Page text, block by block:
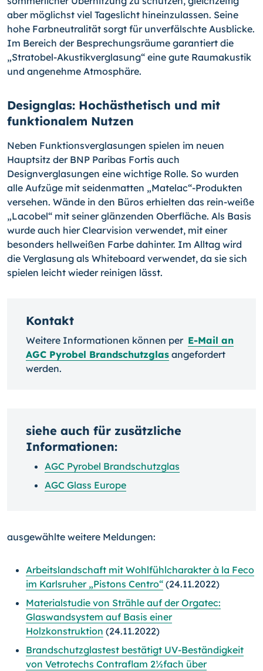
aber möglichst viel Tageslicht hineinzulassen. Seine
hohe Farbneutralität sorgt für unverfälschte Ausblicke.
Im Bereich der Besprechungsräume garantiert die
„Stratobel-Akustikverglasung“ eine gute Raumakustik
und angenehme Atmosphäre.
Designglas: Hochästhetisch und mit
funktionalem Nutzen
Neben Funktionsverglasungen spielen im neuen
Hauptsitz der BNP Paribas Fortis auch
Designverglasungen eine wichtige Rolle. So wurden
alle Aufzüge mit seidenmatten „Matelac“-Produkten
versehen. Wände in den Büros erhielten das rein-weiße
„Lacobel“ mit seiner glänzenden Oberfläche. Als Basis
wurde auch hier Clearvision verwendet, mit einer
besonders hellweißen Farbe dahinter. Im Alltag wird
die Verglasung als Whiteboard verwendet, da sie sich
spielen leicht wieder reinigen lässt.
Kontakt
Weitere Informationen können per E-Mail an
AGC Pyrobel Brandschutzglas angefordert
werden.
siehe auch für zusätzliche
Informationen:
AGC Pyrobel Brandschutzglas
AGC Glass Europe
ausgewählte weitere Meldungen:
Arbeitslandschaft mit Wohlfühlcharakter à la Feco
im Karlsruher „Pistons Centro“ (24.11.2022)
Materialstudie von Strähle auf der Orgatec:
Glaswandsystem auf Basis einer
Holzkonstruktion (24.11.2022)
Brandschutzglastest bestätigt UV-Beständigkeit
von Vetrotechs Contraflam 2½fach über